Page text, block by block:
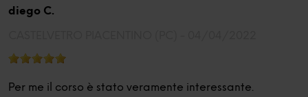
diego C.
Per me il corso è stato veramente interessante.